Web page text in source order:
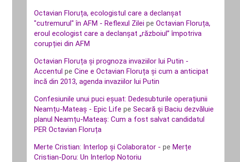
Octavian Floruța, ecologistul care a declanșat
"cutremurul" în AFM - Reflexul Zilei peOctavian Floruța,
eroul ecologist care a declanșat „războiul” împotriva
corupției din AFM
Octavian Floruța și prognoza invaziilor lui Putin -
Accentul peCine e Octavian Floruța și cum a anticipat
încă din 2013, agenda invaziilor lui Putin
Confesiunile unui puci eșuat: Dedesubturile operațiunii
Neamțu-Mateaș - Epic Life peSecară și Baciu dezvăluie
planul Neamțu-Mateaș: Cum a fost salvat candidatul
PER Octavian Floruța
Merte Cristian: Interlop și Colaborator - peMerțe
Cristian-Doru: Un Interlop Notoriu